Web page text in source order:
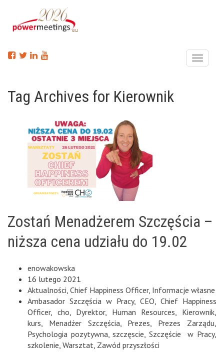
Menu
Tag Archives for Kierownik
Zostań Menadżerem Szczęścia –
niższa cena udziału do 19.02
enowakowska
16 lutego 2021
Aktualności Chief Happiness Officer, Informacje własne
Ambasador Szczęścia w Pracy, CEO
Chief Happiness
Officer, cho Dyrektor, Human Resources Kierownik
kurs
Menadżer Szczęścia Prezes Prezes Zarządu
Psychologia pozytywna ,szczęscie ,Szczęście w Pracy,
szkolenie Warsztat Zawód przyszłości